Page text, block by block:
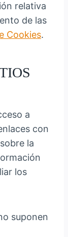
relativa
de las
Cookies.
a
con
la
los
suponen